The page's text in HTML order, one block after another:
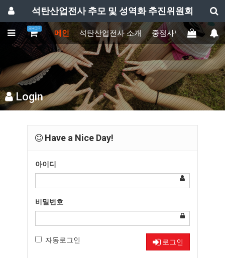
석탄산업전사 추모 및 성역화 추진위원회
SHOP
메인 석탄산업전사 소개 중점사업 주요활동
Login
Have a Nice Day!
아이디
비밀번호
자동로그인 로그인